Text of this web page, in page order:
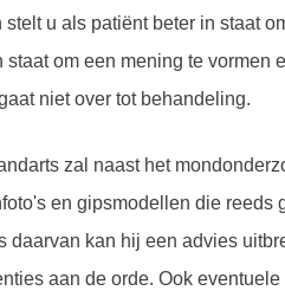
u als patiënt beter in staat
staat om een mening te
niet over tot behandeling.
zal naast het
en gipsmodellen die
daarvan kan hij een advies
aan de orde. Ook